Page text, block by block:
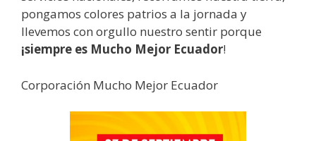
pongamos colores patrios a la jornada y
llevemos con orgullo nuestro sentir porque
¡siempre es Mucho Mejor Ecuador!
Corporación Mucho Mejor Ecuador